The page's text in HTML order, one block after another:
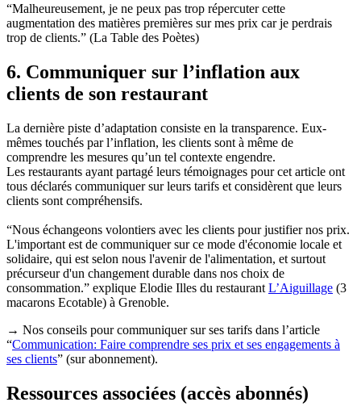
“Malheureusement, je ne peux pas trop répercuter cette
augmentation des matières premières sur mes prix car je perdrais
trop de clients.” (La Table des Poètes)
6. Communiquer sur l’inflation aux
clients de son restaurant
La dernière piste d’adaptation consiste en la transparence. Eux-
mêmes touchés par l’inflation, les clients sont à même de
comprendre les mesures qu’un tel contexte engendre.
Les restaurants ayant partagé leurs témoignages pour cet article ont
tous déclarés communiquer sur leurs tarifs et considèrent que leurs
clients sont compréhensifs.
“Nous échangeons volontiers avec les clients pour justifier nos prix.
L'important est de communiquer sur ce mode d'économie locale et
solidaire, qui est selon nous l'avenir de l'alimentation, et surtout
précurseur d'un changement durable dans nos choix de
consommation.” explique Elodie Illes du restaurant L’Aiguillage (3
macarons Ecotable) à Grenoble.
→ Nos conseils pour communiquer sur ses tarifs dans l’article
“Communication: Faire comprendre ses prix et ses engagements à
ses clients” (sur abonnement).
Ressources associées (accès abonnés)